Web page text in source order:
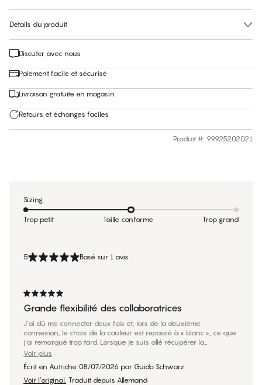
Détails du produit
Discuter avec nous
Paiement facile et sécurisé
Livraison gratuite en magasin
Retours et échanges faciles
Produit #: 99925202021
5 Basé sur 1 avis
Grande flexibilité des collaboratrices
J'ai dû me connecter deux fois et, lors de la deuxième
connexion, le choix de la couleur est repassé à « blanc », ce que
j'ai remarqué trop tard. Lorsque je suis allé récupérer la
marchandise en magasin, j'ai pu l'échanger contre un article «
noir ». Les employées ne reçoivent probablement aucune
compensation pour les efforts qu’elles ont fournis. Je tiens à leur
adresser mes remerciements les plus sincères !
Voir plus
Écrit en Autriche 08/07/2026 par Guido Schwarz
Voir l’original. Traduit depuis Allemand
Sizing
Trop petit Taille conforme Trop grand